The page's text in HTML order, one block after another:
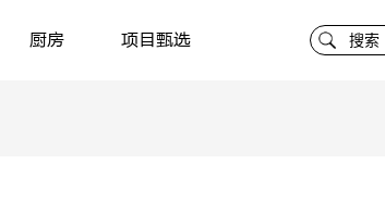
厨房 项目甄选